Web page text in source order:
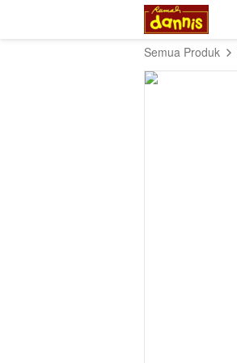
Semua Produk